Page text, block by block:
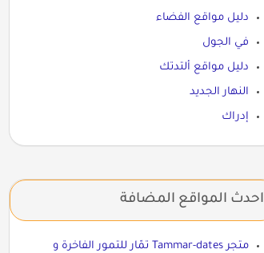
دليل مواقع الفضاء
في الجول
دليل مواقع ألتدتك
النهار الجديد
إدراك
احدث المواقع المضافة
متجر Tammar-dates تمّار للتمور الفاخرة و